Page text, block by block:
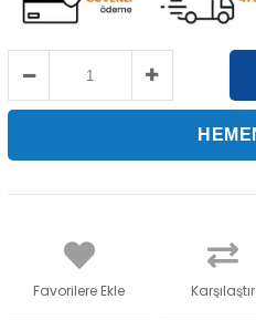
Favorilere Ekle Karşılaştır